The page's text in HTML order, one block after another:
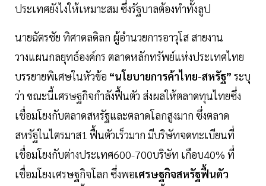
ประเทศยังไงให้เหมาะสม ซึ่งรัฐบาลต้องทำทั้งลูป
นายฉัตรชัย ทิศาดลดิลก ผู้อำนวยการอาวุโส สายงาน
วางแผนกลยุทธ์องค์กร ตลาดหลักทรัพย์แห่งประเทศไทย
บรรยายพิเศษในหัวข้อ “นโยบายการค้าไทย-สหรัฐ” ระบุ
ว่า ขณะนี้เศรษฐกิจกำลังฟื้นตัว ส่งผลให้ตลาดทุนไทยซึ่ง
เชื่อมโยงกับตลาดสหรัฐและตลาดโลกสูงมาก ซึ่งตลาด
สหรัฐในไตรมาส1 ฟื้นตัวเร็วมาก มีบริษัทจดทะเบียนที่
เชื่อมโยงกับต่างประเทศ600-700บริษัท เกือบ40% ที่
เชื่อมโยงเศรษฐกิจโลก ซึ่งพอเศรษฐกิจสหรัฐฟื้นตัว